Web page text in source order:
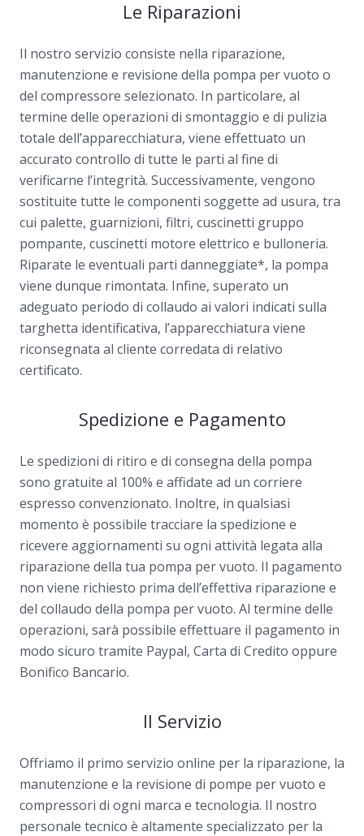
Le Riparazioni
Il nostro servizio consiste nella riparazione,
manutenzione e revisione della pompa per vuoto o
del compressore selezionato. In particolare, al
termine delle operazioni di smontaggio e di pulizia
totale dell’apparecchiatura, viene effettuato un
accurato controllo di tutte le parti al fine di
verificarne l’integrità. Successivamente, vengono
sostituite tutte le componenti soggette ad usura, tra
cui palette, guarnizioni, filtri, cuscinetti gruppo
pompante, cuscinetti motore elettrico e bulloneria.
Riparate le eventuali parti danneggiate*, la pompa
viene dunque rimontata. Infine, superato un
adeguato periodo di collaudo ai valori indicati sulla
targhetta identificativa, l’apparecchiatura viene
riconsegnata al cliente corredata di relativo
certificato.
Spedizione e Pagamento
Le spedizioni di ritiro e di consegna della pompa
sono gratuite al 100% e affidate ad un corriere
espresso convenzionato. Inoltre, in qualsiasi
momento è possibile tracciare la spedizione e
ricevere aggiornamenti su ogni attività legata alla
riparazione della tua pompa per vuoto. Il pagamento
non viene richiesto prima dell’effettiva riparazione e
del collaudo della pompa per vuoto. Al termine delle
operazioni, sarà possibile effettuare il pagamento in
modo sicuro tramite Paypal, Carta di Credito oppure
Bonifico Bancario.
Il Servizio
Offriamo il primo servizio online per la riparazione, la
manutenzione e la revisione di pompe per vuoto e
compressori di ogni marca e tecnologia. Il nostro
personale tecnico è altamente specializzato per la